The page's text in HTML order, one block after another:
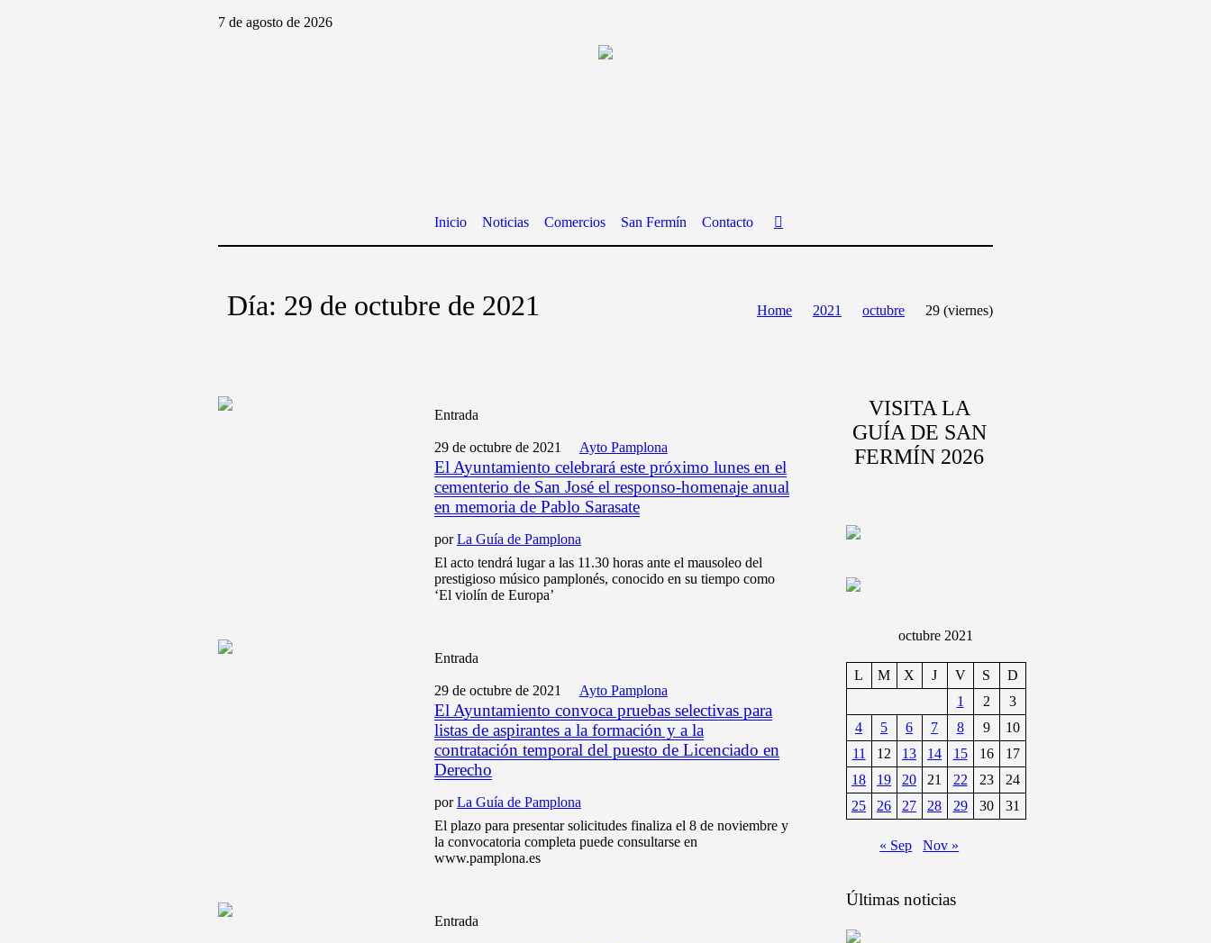
7 de agosto de 2026
Inicio Noticias Comercios San Fermín Contacto
Día: 29 de octubre de 2021 Home 2021 octubre 29 (viernes)
Entrada
29 de octubre de 2021 Ayto Pamplona
El Ayuntamiento celebrará este próximo lunes en el
cementerio de San José el responso-homenaje anual
en memoria de Pablo Sarasate
porLa Guía de Pamplona
El acto tendrá lugar a las 11.30 horas ante el mausoleo del
prestigioso músico pamplonés, conocido en su tiempo como
‘El violín de Europa’
Entrada
29 de octubre de 2021 Ayto Pamplona
El Ayuntamiento convoca pruebas selectivas para
listas de aspirantes a la formación y a la
contratación temporal del puesto de Licenciado en
Derecho
porLa Guía de Pamplona
El plazo para presentar solicitudes finaliza el 8 de noviembre y
la convocatoria completa puede consultarse en
www.pamplona.es
Entrada
VISITA LA
GUÍA DE SAN
FERMÍN 2026
octubre 2021
L M X J V S
D
1
2
3
4
5 6 7 8 9
10
11
12 13 14 15 16
17
18
19 20 21 22 23
24
25
26 27 28 29 30 31
« Sep Nov »
Últimas noticias